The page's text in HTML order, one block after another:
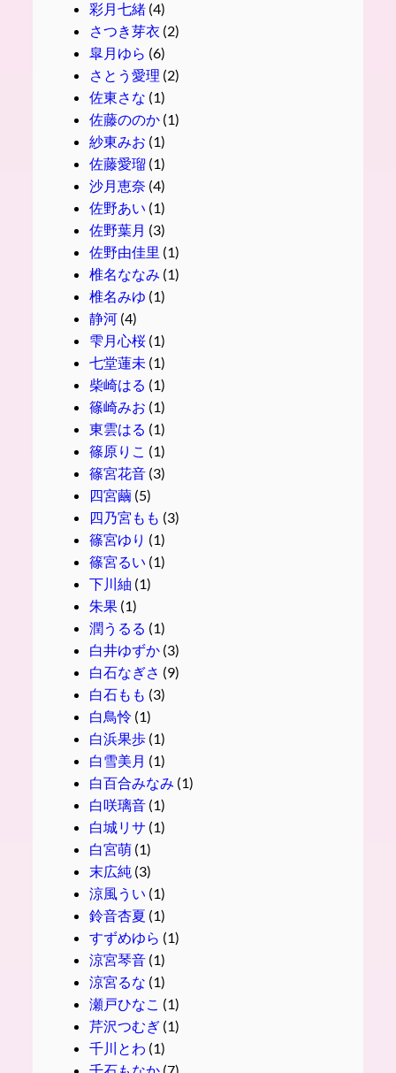
彩月七緒(4)
さつき芽衣 (2)
皐月ゆら (6)
さとう愛理 (2)
佐東さな (1)
佐藤ののか(1)
紗東みお (1)
佐藤愛瑠(1)
沙月恵奈 (4)
佐野あい (1)
佐野葉月 (3)
佐野由佳里 (1)
椎名ななみ (1)
椎名みゆ (1)
静河(4)
雫月心桜(1)
七堂蓮未 (1)
柴崎はる (1)
篠崎みお (1)
東雲はる (1)
篠原りこ (1)
篠宮花音(3)
四宮繭(5)
四乃宮もも (3)
篠宮ゆり (1)
篠宮るい (1)
下川紬 (1)
朱果(1)
潤うるる (1)
白井ゆずか(3)
白石なぎさ (9)
白石もも (3)
白鳥怜(1)
白浜果歩(1)
白雪美月 (1)
白百合みなみ (1)
白咲璃音(1)
白城リサ (1)
白宮萌(1)
末広純(3)
涼風うい (1)
鈴音杏夏 (1)
すずめゆら (1)
涼宮琴音(1)
涼宮るな (1)
瀬戸ひなこ (1)
芹沢つむぎ(1)
千川とわ (1)